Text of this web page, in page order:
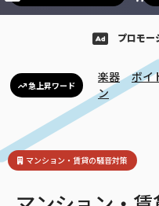
プロモー
急上昇ワード
楽器 ボイ
ン
マンション・賃貸の騒音対策